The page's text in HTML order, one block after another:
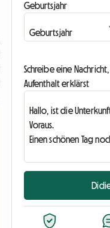
Geburtsjahr
Schreibe eine
Aufenthalt erklärst